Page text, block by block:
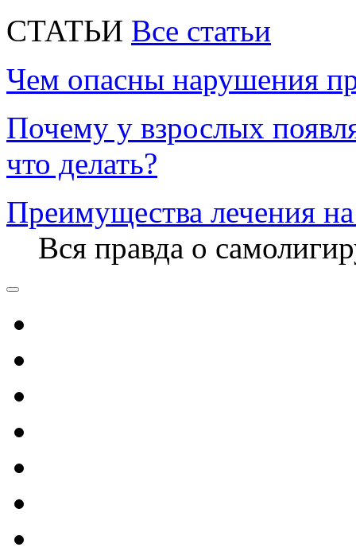
CТАТЬИ Все статьи
Чем опасны нарушения
Почему у взрослых
что делать?
Преимущества лечения
Вся правда о